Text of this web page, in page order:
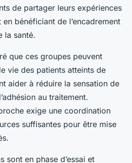
de partager leurs expériences
en bénéficiant de l’encadrement
la santé.
que ces groupes peuvent
vie des patients atteints de
aider à réduire la sensation de
au traitement.
exige une coordination
suffisantes pour être mise
sont en phase d’essai et